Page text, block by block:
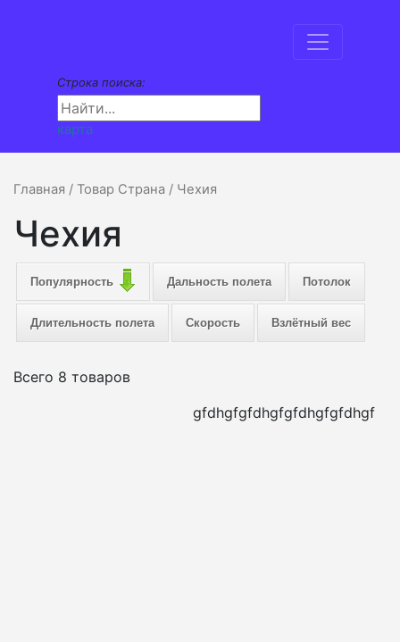
Строка поиска:
карта
Главная / Товар Страна / Чехия
Чехия
Популярность Дальность полета Потолок
Длительность полета Скорость Взлётный вес
Всего 8 товаров
gfdhgfgfdhgfgfdhgfgfdhgf